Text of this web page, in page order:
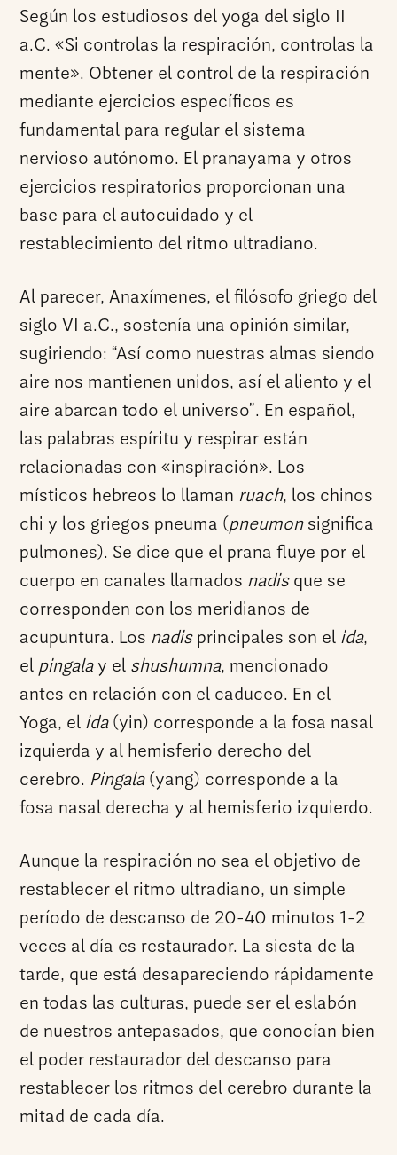
Según los estudiosos del yoga del siglo II
a.C. «Si controlas la respiración, controlas la
mente». Obtener el control de la respiración
mediante ejercicios específicos es
fundamental para regular el sistema
nervioso autónomo. El pranayama y otros
ejercicios respiratorios proporcionan una
base para el autocuidado y el
restablecimiento del ritmo ultradiano.
Al parecer, Anaxímenes, el filósofo griego del
siglo VI a.C., sostenía una opinión similar,
sugiriendo: “Así como nuestras almas siendo
aire nos mantienen unidos, así el aliento y el
aire abarcan todo el universo”. En español,
las palabras espíritu y respirar están
relacionadas con «inspiración». Los
místicos hebreos lo llaman ruach, los chinos
chi y los griegos pneuma (pneumonsignifica
pulmones). Se dice que el prana fluye por el
cuerpo en canales llamados nadisque se
corresponden con los meridianos de
acupuntura. Los nadisprincipales son el ida,
el pingalay el shushumna, mencionado
antes en relación con el caduceo. En el
Yoga, el ida(yin) corresponde a la fosa nasal
izquierda y al hemisferio derecho del
cerebro. Pingala(yang) corresponde a la
fosa nasal derecha y al hemisferio izquierdo.
Aunque la respiración no sea el objetivo de
restablecer el ritmo ultradiano, un simple
período de descanso de 20-40 minutos 1-2
veces al día es restaurador. La siesta de la
tarde, que está desapareciendo rápidamente
en todas las culturas, puede ser el eslabón
de nuestros antepasados, que conocían bien
el poder restaurador del descanso para
restablecer los ritmos del cerebro durante la
mitad de cada día.